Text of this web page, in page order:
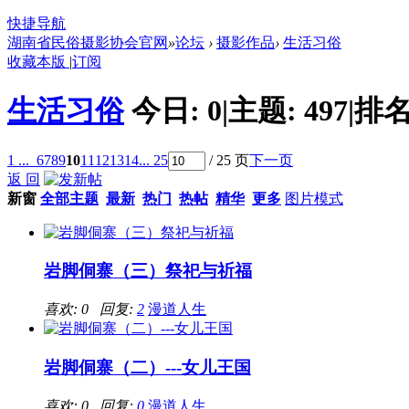
快捷导航
湖南省民俗摄影协会官网 »论坛 › 摄影作品› 生活习俗
收藏本版 |订阅
生活习俗 今日: 0|主题: 497|排
1 ... 67891011 121314... 25 / 25 页下一页
返 回
新窗 全部主题 最新 热门 热帖 精华 更多 图片模式
岩脚侗寨（三）祭祀与祈福
喜欢: 0 回复: 2 漫道人生
岩脚侗寨（二）---女儿王国
喜欢: 0 回复: 0 漫道人生